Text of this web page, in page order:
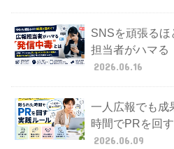
SNSを頑張るほ
担当者がハマる
2026.06.16
一人広報でも成
時間でPRを回
2026.06.09